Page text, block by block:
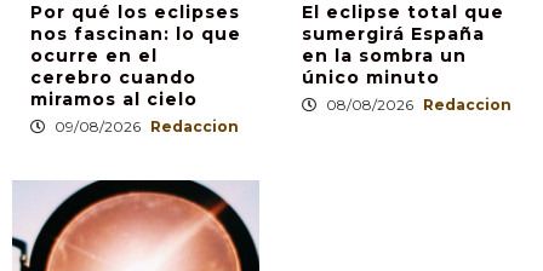
Por qué los eclipses
nos fascinan: lo que
ocurre en el
cerebro cuando
miramos al cielo
09/08/2026 Redaccion
El eclipse total que
sumergirá España
en la sombra un
único minuto
08/08/2026 Redaccion